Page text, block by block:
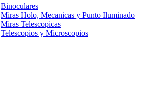
Binoculares
Miras Holo, Mecanicas y Punto Iluminado
Miras Telescopicas
Telescopios y Microscopios